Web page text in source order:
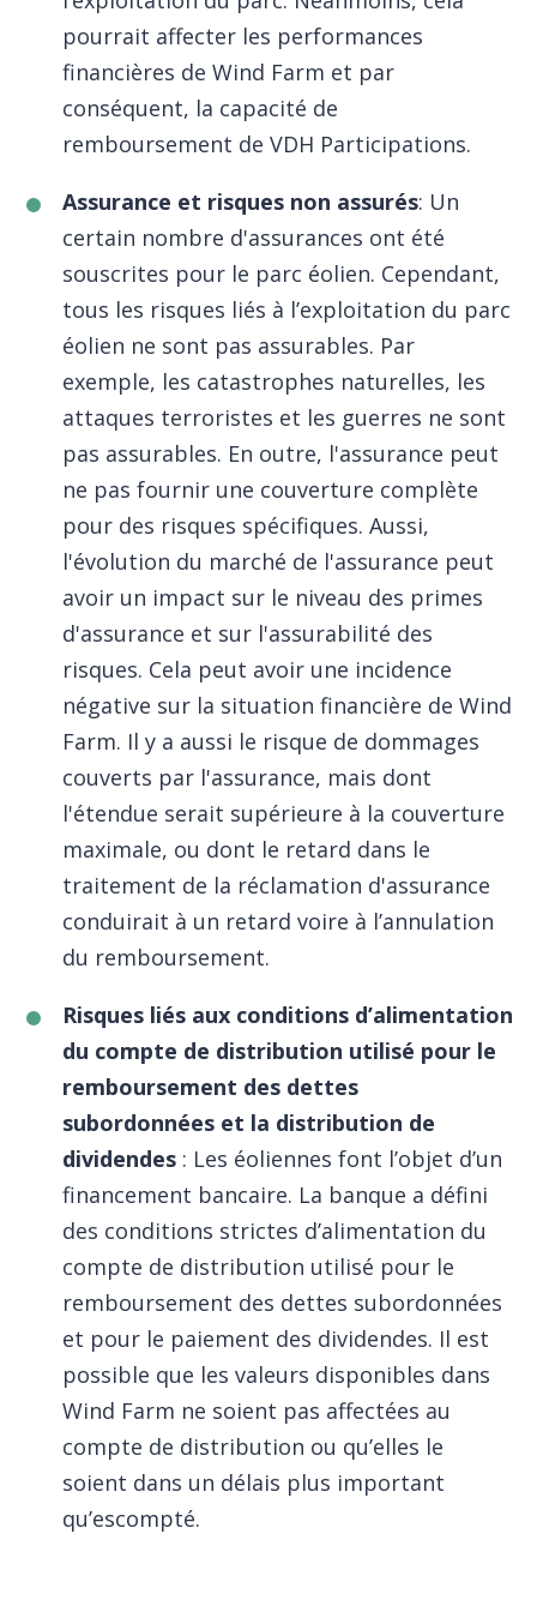
pourrait affecter les performances
financières de Wind Farm et par
conséquent, la capacité de
remboursement de VDH Participations.
Assurance et risques non assurés: Un
certain nombre d'assurances ont été
souscrites pour le parc éolien. Cependant,
tous les risques liés à l’exploitation du parc
éolien ne sont pas assurables. Par
exemple, les catastrophes naturelles, les
attaques terroristes et les guerres ne sont
pas assurables. En outre, l'assurance peut
ne pas fournir une couverture complète
pour des risques spécifiques. Aussi,
l'évolution du marché de l'assurance peut
avoir un impact sur le niveau des primes
d'assurance et sur l'assurabilité des
risques. Cela peut avoir une incidence
négative sur la situation financière de Wind
Farm. Il y a aussi le risque de dommages
couverts par l'assurance, mais dont
l'étendue serait supérieure à la couverture
maximale, ou dont le retard dans le
traitement de la réclamation d'assurance
conduirait à un retard voire à l’annulation
du remboursement.
Risques liés aux conditions d’alimentation
du compte de distribution utilisé pour le
remboursement des dettes
subordonnées et la distribution de
dividendes : Les éoliennes font l’objet d’un
financement bancaire. La banque a défini
des conditions strictes d’alimentation du
compte de distribution utilisé pour le
remboursement des dettes subordonnées
et pour le paiement des dividendes. Il est
possible que les valeurs disponibles dans
Wind Farm ne soient pas affectées au
compte de distribution ou qu’elles le
soient dans un délais plus important
qu’escompté.